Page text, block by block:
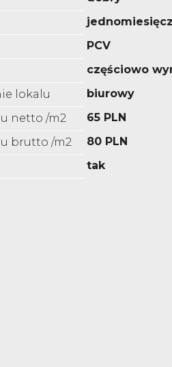
PCV
częściowo
lokalu
biurowy
netto /m2
65 PLN
brutto /m2
80 PLN
tak